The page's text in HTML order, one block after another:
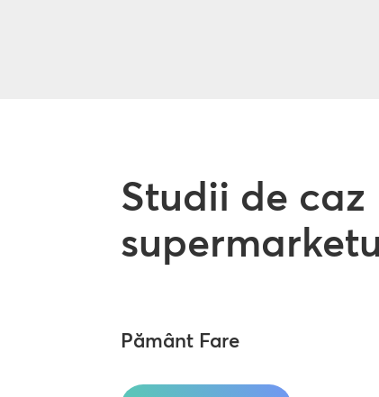
Studii de
Pământ Fare